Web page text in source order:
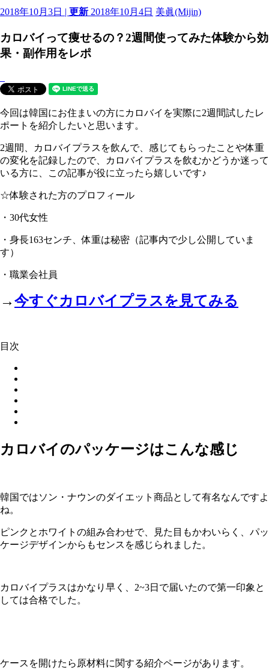
2018年10月3日 | 更新 2018年10月4日 美眞(Mijin)
カロバイって痩せるの？2週間使ってみた体験から効
果・副作用をレポ
今回は韓国にお住まいの方にカロバイを実際に2週間試したレ
ポートを紹介したいと思います。
2週間、カロバイプラスを飲んで、感じてもらったことや体重
の変化を記録したので、カロバイプラスを飲むかどうか迷って
いる方に、この記事が役に立ったら嬉しいです♪
☆体験された方のプロフィール
・30代女性
・身長163センチ、体重は秘密（記事内で少し公開していま
す）
・職業会社員
→今すぐカロバイプラスを見てみる
目次
カロバイのパッケージはこんな感じ
韓国ではソン・ナウンのダイエット商品として有名なんですよ
ね。
ピンクとホワイトの組み合わせで、見た目もかわいらく、パッ
ケージデザインからもセンスを感じられました。
カロバイプラスはかなり早く、 2~3日で届いたので第一印象と
しては合格でした。
ケースを開けたら原材料に関する紹介ページがあります。